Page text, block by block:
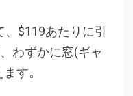
$119あたりに引
わずかに窓(ギャ
す。